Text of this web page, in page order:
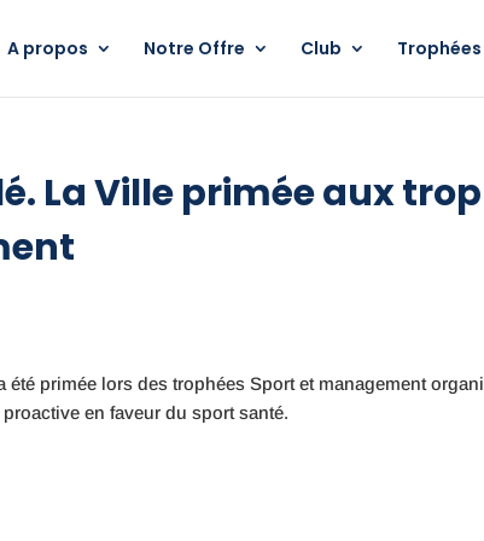
A propos Notre Offre Club Trophées
La Ville primée aux
été primée lors des trophées Sport et management
en faveur du sport santé.